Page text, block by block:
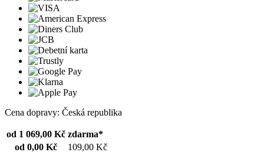
Cena dopravy: Česká republika
od 1 069,00 Kč zdarma*
od 0,00 Kč
109,00 Kč